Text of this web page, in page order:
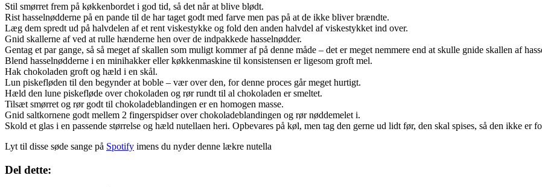
Stil smørret frem på køkkenbordet i god tid, så det når at blive blødt.
Rist hasselnødderne på en pande til de har taget godt med farve men pas på at de ikke bliver brændte.
Læg dem spredt ud på halvdelen af et rent viskestykke og fold den anden halvdel af viskestykket ind over.
Gnid skallerne af ved at rulle hænderne hen over de indpakkede hasselnødder.
Gentag et par gange, så så meget af skallen som muligt kommer af på denne måde – det er meget nemmere end at skulle gnide skallen af
Blend hasselnødderne i en minihakker eller køkkenmaskine til konsistensen er ligesom groft mel.
Hak chokoladen groft og hæld i en skål.
Lun piskefløden til den begynder at boble – vær over den, for denne proces går meget hurtigt.
Hæld den lune piskefløde over chokoladen og rør rundt til al chokoladen er smeltet.
Tilsæt smørret og rør godt til chokoladeblandingen er en homogen masse.
Gnid saltkornene godt mellem 2 fingerspidser over chokoladeblandingen og rør nøddemelet i.
Skold et glas i en passende størrelse og hæld nutellaen heri. Opbevares på køl, men tag den gerne ud lidt før, den skal spises, så den ikke er
Lyt til disse søde sange på Spotify imens du nyder denne lækre nutella
Del dette: